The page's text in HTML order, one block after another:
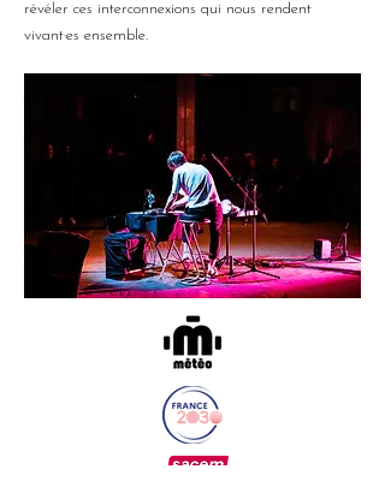
révéler ces interconnexions qui nous rendent
vivant·es ensemble.
photo : Morgan Gabelle